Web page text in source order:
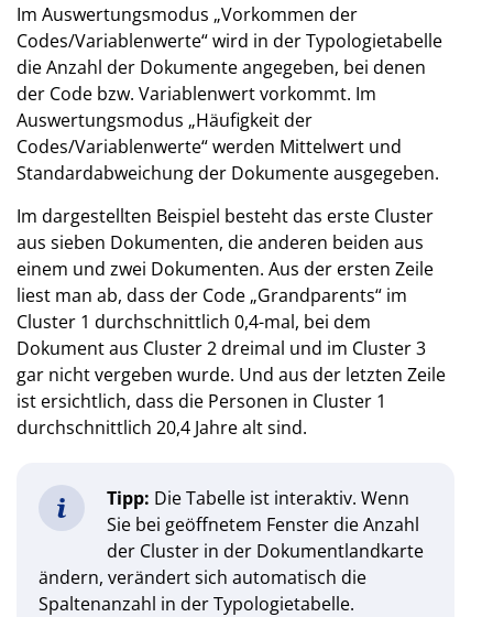
Im Auswertungsmodus „Vorkommen der
Codes/Variablenwerte“ wird in der Typologietabelle
die Anzahl der Dokumente angegeben, bei denen
der Code bzw. Variablenwert vorkommt. Im
Auswertungsmodus „Häufigkeit der
Codes/Variablenwerte“ werden Mittelwert und
Standardabweichung der Dokumente ausgegeben.
Im dargestellten Beispiel besteht das erste Cluster
aus sieben Dokumenten, die anderen beiden aus
einem und zwei Dokumenten. Aus der ersten Zeile
liest man ab, dass der Code „Grandparents“ im
Cluster 1 durchschnittlich 0,4-mal, bei dem
Dokument aus Cluster 2 dreimal und im Cluster 3
gar nicht vergeben wurde. Und aus der letzten Zeile
ist ersichtlich, dass die Personen in Cluster 1
durchschnittlich 20,4 Jahre alt sind.
Tipp: Die Tabelle ist interaktiv. Wenn
Sie bei geöffnetem Fenster die Anzahl
der Cluster in der Dokumentlandkarte
ändern, verändert sich automatisch die
Spaltenanzahl in der Typologietabelle.